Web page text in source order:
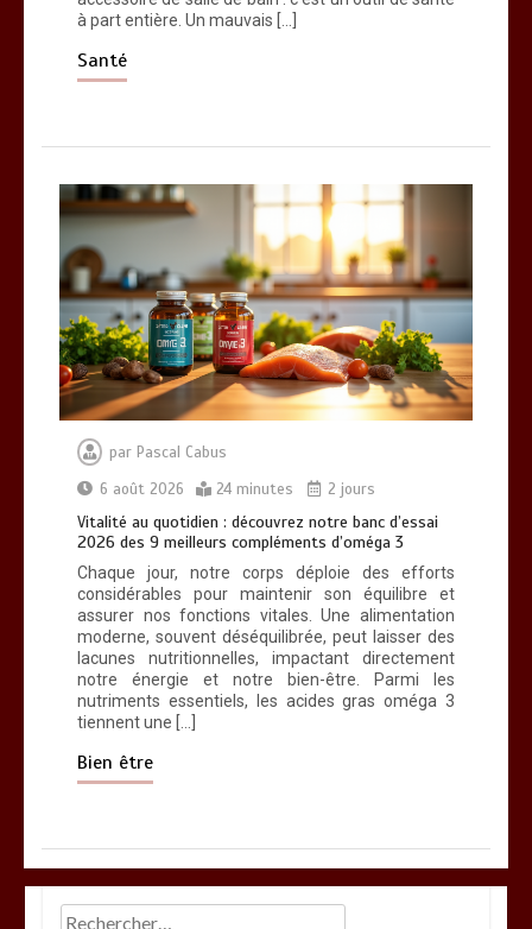
à part entière. Un mauvais […]
Santé
par Pascal Cabus
6 août 2026
24 minutes 2 jours
Vitalité au quotidien : découvrez notre banc d’essai
2026 des 9 meilleurs compléments d’oméga 3
Chaque jour, notre corps déploie des efforts
considérables pour maintenir son équilibre et
assurer nos fonctions vitales. Une alimentation
moderne, souvent déséquilibrée, peut laisser des
lacunes nutritionnelles, impactant directement
notre énergie et notre bien-être. Parmi les
nutriments essentiels, les acides gras oméga 3
tiennent une […]
Bien être